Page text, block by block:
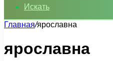
Искать
Главная/ярославна
ярославна